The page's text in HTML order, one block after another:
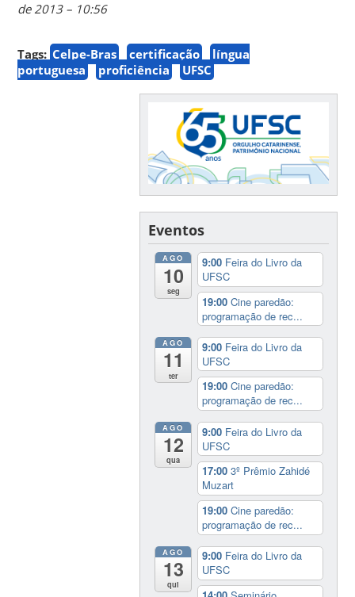
de 2013 – 10:56
Tags: Celpe-Bras certificação
língua
portuguesa
proficiência UFSC
Eventos
AGO
10
seg
9:00 Feira do Livro da
UFSC
19:00Cine paredão:
programação de rec...
AGO
11
ter
9:00 Feira do Livro da
UFSC
19:00Cine paredão:
programação de rec...
AGO
12
qua
9:00 Feira do Livro da
UFSC
17:003º Prêmio Zahidé
Muzart
19:00Cine paredão:
programação de rec...
AGO
13
qui
9:00 Feira do Livro da
UFSC